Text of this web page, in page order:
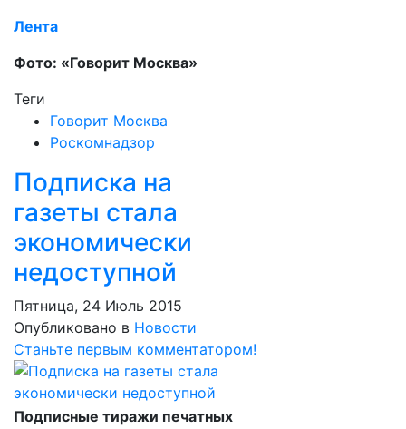
Лента
Фото: «Говорит Москва»
Теги
Говорит Москва
Роскомнадзор
Подписка на
газеты стала
экономически
недоступной
Пятница, 24 Июль 2015
Опубликовано в Новости
Станьте первым комментатором!
Подписные тиражи печатных